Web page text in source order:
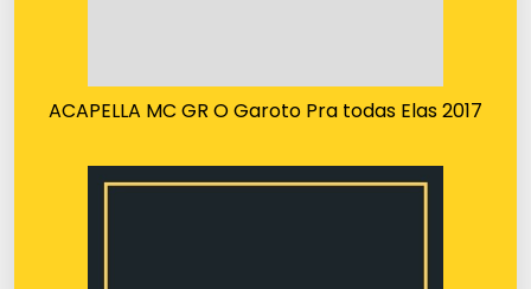
ACAPELLA MC GR O Garoto Pra todas Elas 2017